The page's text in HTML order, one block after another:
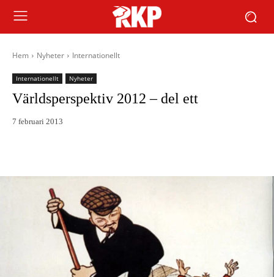
Hem Nyheter Internationellt
Internationellt Nyheter
Världsperspektiv 2012 – del ett
7 februari 2013